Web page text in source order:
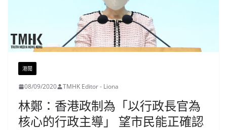
港聞
08/09/2020 TMHK Editor - Liona
林鄭：香港政制為「以行政長官為
核心的行政主導」 望市民能正確認